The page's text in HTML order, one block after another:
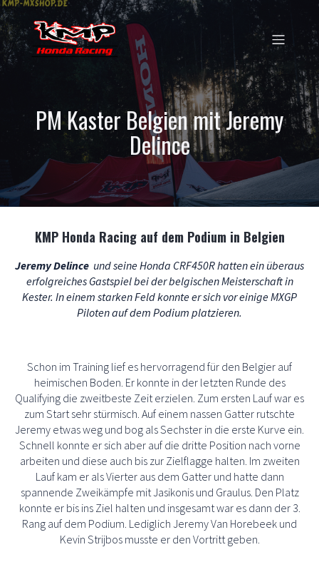
PM Kaster Belgien mit Jeremy
Delince
KMP Honda Racing auf dem Podium in Belgien
Jeremy Delince und seine Honda CRF450R hatten ein überaus
erfolgreiches Gastspiel bei der belgischen Meisterschaft in
Kester. In einem starken Feld konnte er sich vor einige MXGP
Piloten auf dem Podium platzieren.
Schon im Training lief es hervorragend für den Belgier auf
heimischen Boden. Er konnte in der letzten Runde des
Qualifying die zweitbeste Zeit erzielen. Zum ersten Lauf war es
zum Start sehr stürmisch. Auf einem nassen Gatter rutschte
Jeremy etwas weg und bog als Sechster in die erste Kurve ein.
Schnell konnte er sich aber auf die dritte Position nach vorne
arbeiten und diese auch bis zur Zielflagge halten. Im zweiten
Lauf kam er als Vierter aus dem Gatter und hatte dann
spannende Zweikämpfe mit Jasikonis und Graulus. Den Platz
konnte er bis ins Ziel halten und insgesamt war es dann der 3.
Rang auf dem Podium. Lediglich Jeremy Van Horebeek und
Kevin Strijbos musste er den Vortritt geben.